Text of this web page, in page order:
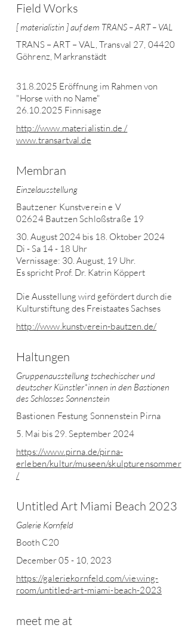
Field Works
[ materialistin ] auf dem TRANS – ART – VAL
TRANS – ART – VAL, Transval 27, 04420
Göhrenz, Markranstädt
31.8.2025 Eröffnung im Rahmen von
"Horse with no Name"
26.10.2025 Finnisage
http://www.materialistin.de /
www.transartval.de
Membran
Einzelausstellung
Bautzener Kunstverein e V
02624 Bautzen Schloßstraße 19
30. August 2024 bis 18. Oktober 2024
Di - Sa 14 - 18 Uhr
Vernissage: 30. August, 19 Uhr.
Es spricht Prof. Dr. Katrin Köppert
Die Ausstellung wird gefördert durch die
Kulturstiftung des Freistaates Sachses
http://www.kunstverein-bautzen.de/
Haltungen
Gruppenausstellung tschechischer und
deutscher Künstler*innen in den Bastionen
des Schlosses Sonnenstein
Bastionen Festung Sonnenstein Pirna
5. Mai bis 29. September 2024
https://www.pirna.de/pirna-
erleben/kultur/museen/skulpturensommer
/
Untitled Art Miami Beach 2023
Galerie Kornfeld
Booth C20
December 05 - 10, 2023
https://galeriekornfeld.com/viewing-
room/untitled-art-miami-beach-2023
meet me at